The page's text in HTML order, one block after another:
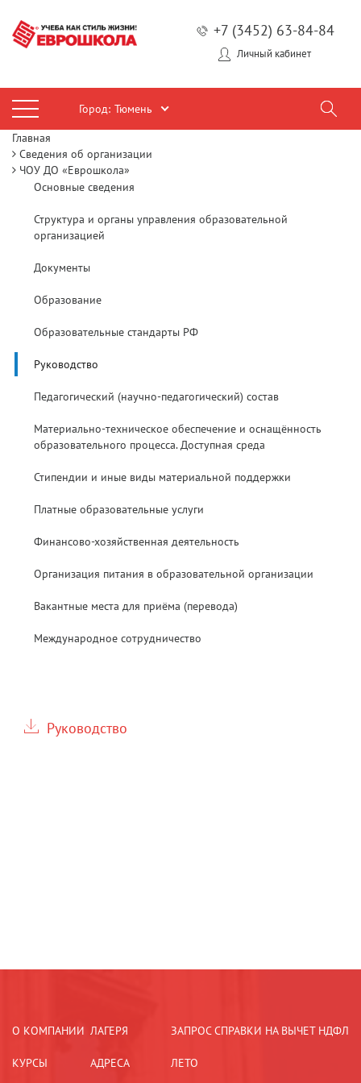
+7 (3452) 63-84-84
Личный кабинет
Город: Тюмень
Главная
Сведения об организации
ЧОУ ДО «Еврошкола»
Основные сведения
Структура и органы управления образовательной
организацией
Документы
Образование
Образовательные стандарты РФ
Руководство
Педагогический (научно-педагогический) состав
Материально-техническое обеспечение и оснащённость
образовательного процесса. Доступная среда
Стипендии и иные виды материальной поддержки
Платные образовательные услуги
Финансово-хозяйственная деятельность
Организация питания в образовательной организации
Вакантные места для приёма (перевода)
Международное сотрудничество
Руководство
О КОМПАНИИ
КУРСЫ
ЛАГЕРЯ
АДРЕСА
ЗАПРОС СПРАВКИ НА ВЫЧЕТ НДФЛ
ЛЕТО